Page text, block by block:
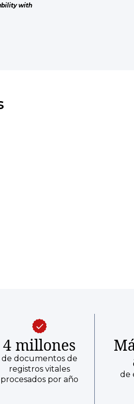
with
4 millones
de documentos de
registros vitales
procesados por año
de